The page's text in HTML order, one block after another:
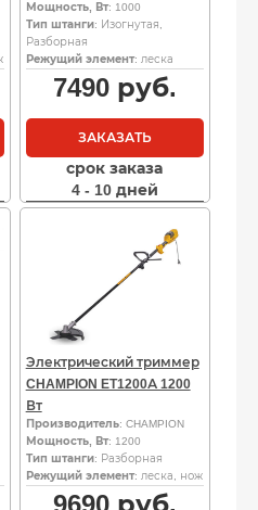
Мощность, Вт: 1000
Тип штанги: Изогнутая,
Разборная
Режущий элемент: леска
7490руб.
ЗАКАЗАТЬ
срок заказа
4 - 10 дней
Электрический триммер
CHAMPION ET1200А 1200
Вт
Производитель: CHAMPION
Мощность, Вт: 1200
Тип штанги: Разборная
Режущий элемент: леска, нож
9690руб.